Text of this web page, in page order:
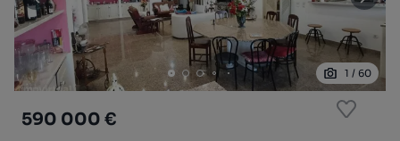
1 / 60
590 000 €